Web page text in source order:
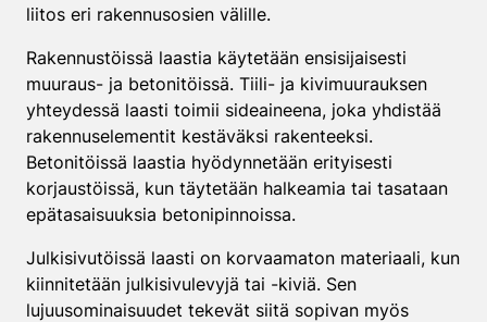
liitos eri rakennusosien välille.
Rakennustöissä laastia käytetään ensisijaisesti
muuraus- ja betonitöissä. Tiili- ja kivimuurauksen
yhteydessä laasti toimii sideaineena, joka yhdistää
rakennuselementit kestäväksi rakenteeksi.
Betonitöissä laastia hyödynnetään erityisesti
korjaustöissä, kun täytetään halkeamia tai tasataan
epätasaisuuksia betonipinnoissa.
Julkisivutöissä laasti on korvaamaton materiaali, kun
kiinnitetään julkisivulevyjä tai -kiviä. Sen
lujuusominaisuudet tekevät siitä sopivan myös